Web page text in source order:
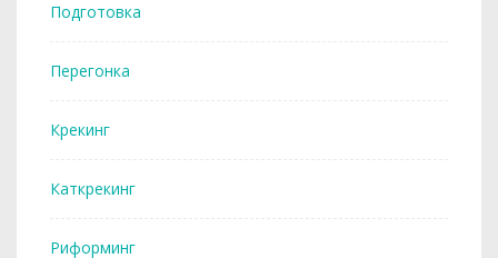
Подготовка
Перегонка
Крекинг
Каткрекинг
Риформинг